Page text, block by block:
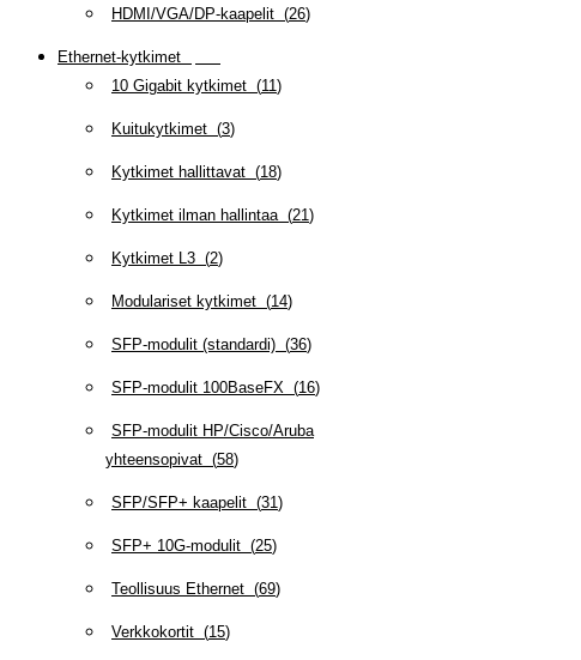
HDMI/VGA/DP-kaapelit (26)
Ethernet-kytkimet
10 Gigabit kytkimet (11)
Kuitukytkimet (3)
Kytkimet hallittavat (18)
Kytkimet ilman hallintaa (21)
Kytkimet L3 (2)
Modulariset kytkimet (14)
SFP-modulit (standardi) (36)
SFP-modulit 100BaseFX (16)
SFP-modulit HP/Cisco/Aruba
yhteensopivat (58)
SFP/SFP+ kaapelit (31)
SFP+ 10G-modulit (25)
Teollisuus Ethernet (69)
Verkkokortit (15)